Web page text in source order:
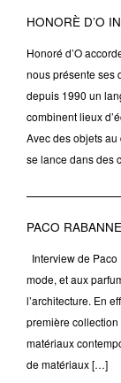
HONORÈ D’O
Honoré d’O
nous présente ses
depuis 1990 un
combinent lieux
Avec des objets au
se lance dans des
PACO
Interview de
mode, et aux
l’architecture. En
première
matériaux
de matériaux […]